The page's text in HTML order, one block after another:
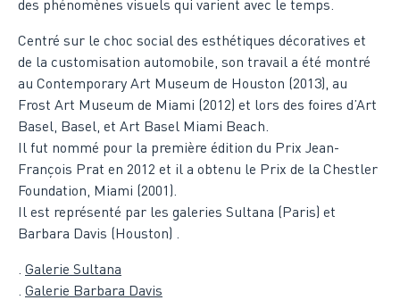
des phénomènes visuels qui varient avec le temps.
Centré sur le choc social des esthétiques décoratives et
de la customisation automobile, son travail a été montré
au Contemporary Art Museum de Houston (2013), au
Frost Art Museum de Miami (2012) et lors des foires d’Art
Basel, Basel, et Art Basel Miami Beach.
Il fut nommé pour la première édition du Prix Jean-
François Prat en 2012 et il a obtenu le Prix de la Chestler
Foundation, Miami (2001).
Il est représenté par les galeries Sultana (Paris) et
Barbara Davis (Houston) .
. Galerie Sultana
. Galerie Barbara Davis